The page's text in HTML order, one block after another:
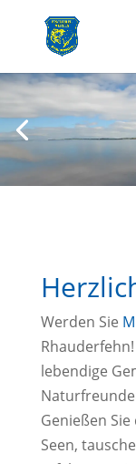
Werden Sie
lebendige
Genießen
Seen,